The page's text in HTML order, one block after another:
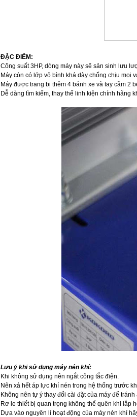
ĐẶC ĐIỂM:
Công suất 3HP, dòng máy này sẽ sản sinh lưu
Máy còn có lớp vỏ bình khá dày chống chịu mọi
Máy được trang bị thêm 4 bánh xe và tay cầm 2
Dễ dàng tìm kiếm, thay thế linh kiện chính hãng
Lưu ý khi sử dụng máy nén khí:
Khi không sử dụng nên ngắt công tắc điện.
Nên xả hết áp lực khí nén trong hệ thống trước
Không nên tự ý thay đổi cài đặt của máy để
Rơ le thiết bị quan trọng không thể quên khi lắp
Dựa vào nguyên lí hoạt động của máy nén khí